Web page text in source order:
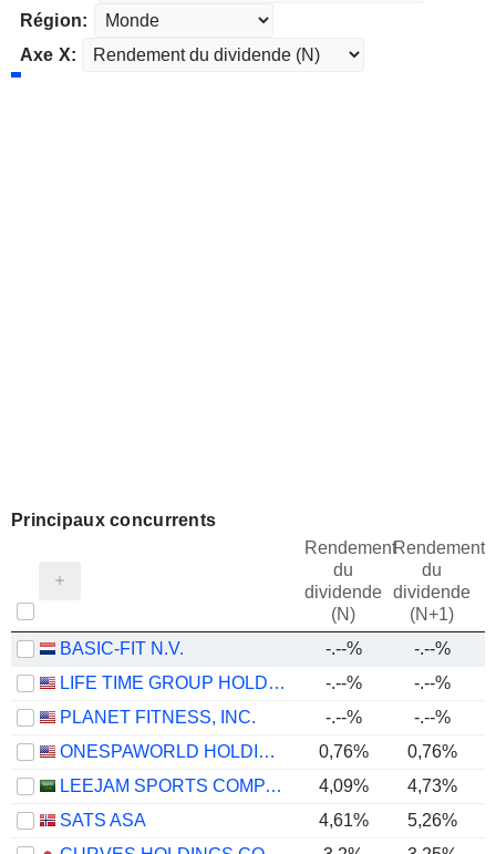
Région:
Axe X:
Principaux concurrents
Rendement
du
dividende
(N)
Rendement
du
dividende
(N+1)
BASIC-FIT N.V. -.--% -.--%
LIFE TIME GROUP HOLDINGS, INC.
-.--% -.--%
PLANET FITNESS, INC.
-.--% -.--%
ONESPAWORLD HOLDINGS LIMITED
0,76% 0,76%
LEEJAM SPORTS COMPANY
4,09% 4,73%
SATS ASA
4,61% 5,26%